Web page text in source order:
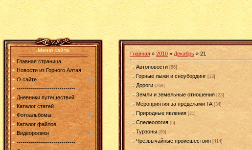
Меню сайта
Главная страница
Новости из Горного Алтая
О сайте
------------------------------
Дневники путешествий
Каталог статей
Фотоальбомы
Каталог файлов
Видеоролики
------------------------------
Главная » 2010 » Декабрь » 21
Автоновости [86]
Горные лыжи и сноубординг [13]
Дороги [268]
Земли и земельные отношения [23]
Мероприятия за пределами ГА [34]
Природные явления [21]
Спелеология [5]
Турзоны [95]
Чрезвычайные происшествия [414]